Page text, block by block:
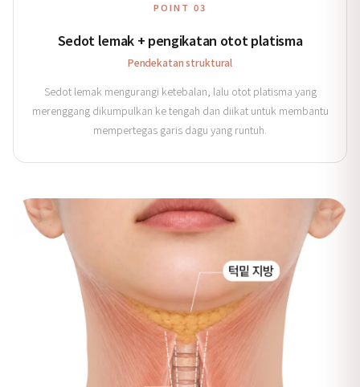
POINT 03
Sedot lemak + pengikatan otot platisma
Pendekatan struktural
Sedot lemak mengurangi ketebalan, lalu otot platisma yang
merenggang dikumpulkan ke tengah dan diikat untuk membantu
mempertegas garis dagu yang runtuh.